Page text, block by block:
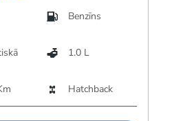
Benzīns
1.0 L
Hatchback